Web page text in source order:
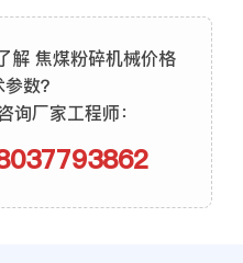
解 焦煤粉碎机械价格
数？
询厂家工程师：